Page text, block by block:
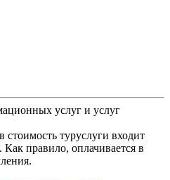
услуг и услуг
стоимость туруслуги входит
правило, оплачивается в